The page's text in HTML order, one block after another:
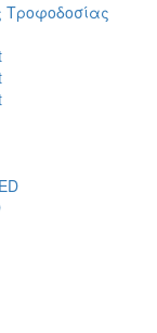
Τροφοδοσίας